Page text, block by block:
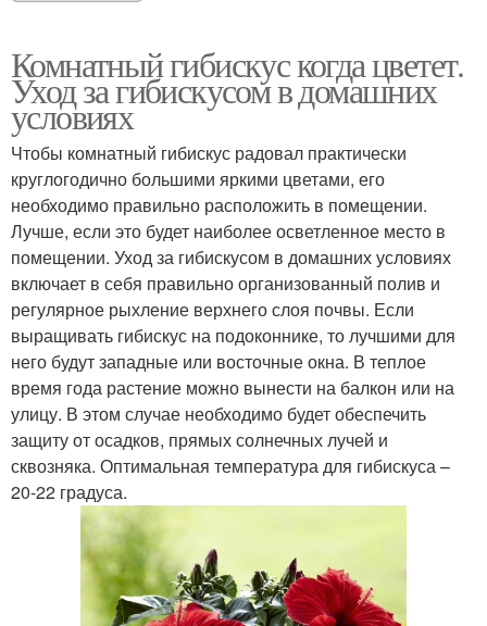
Комнатный гибискус когда цветет.
Уход за гибискусом в домашних
условиях
Чтобы комнатный гибискус радовал практически
круглогодично большими яркими цветами, его
необходимо правильно расположить в помещении.
Лучше, если это будет наиболее осветленное место в
помещении. Уход за гибискусом в домашних условиях
включает в себя правильно организованный полив и
регулярное рыхление верхнего слоя почвы. Если
выращивать гибискус на подоконнике, то лучшими для
него будут западные или восточные окна. В теплое
время года растение можно вынести на балкон или на
улицу. В этом случае необходимо будет обеспечить
защиту от осадков, прямых солнечных лучей и
сквозняка. Оптимальная температура для гибискуса –
20-22 градуса.